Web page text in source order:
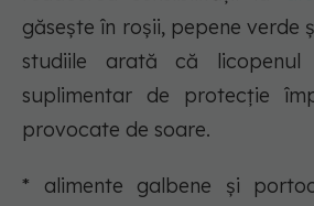
găsește în roșii, pepene verde
studiile arată că
suplimentar de protecție
provocate de soare.
* alimente galbene și